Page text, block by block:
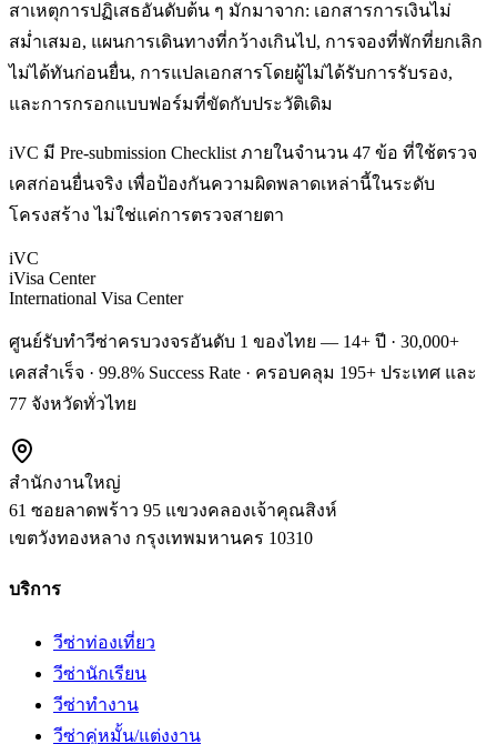
สาเหตุการปฏิเสธอันดับต้น ๆ มักมาจาก: เอกสารการเงินไม่
สม่ำเสมอ, แผนการเดินทางที่กว้างเกินไป, การจองที่พักที่ยกเลิก
ไม่ได้ทันก่อนยื่น, การแปลเอกสารโดยผู้ไม่ได้รับการรับรอง,
และการกรอกแบบฟอร์มที่ขัดกับประวัติเดิม
iVC มี Pre-submission Checklist ภายในจำนวน 47 ข้อ ที่ใช้ตรวจ
เคสก่อนยื่นจริง เพื่อป้องกันความผิดพลาดเหล่านี้ในระดับ
โครงสร้าง ไม่ใช่แค่การตรวจสายตา
iVC
iVisa Center
International Visa Center
ศูนย์รับทำวีซ่าครบวงจรอันดับ 1 ของไทย — 14+ ปี · 30,000+
เคสสำเร็จ · 99.8% Success Rate · ครอบคลุม 195+ ประเทศ และ
77 จังหวัดทั่วไทย
สำนักงานใหญ่
61 ซอยลาดพร้าว 95 แขวงคลองเจ้าคุณสิงห์
เขตวังทองหลาง กรุงเทพมหานคร 10310
บริการ
วีซ่าท่องเที่ยว
วีซ่านักเรียน
วีซ่าทำงาน
วีซ่าคู่หมั้น/แต่งงาน